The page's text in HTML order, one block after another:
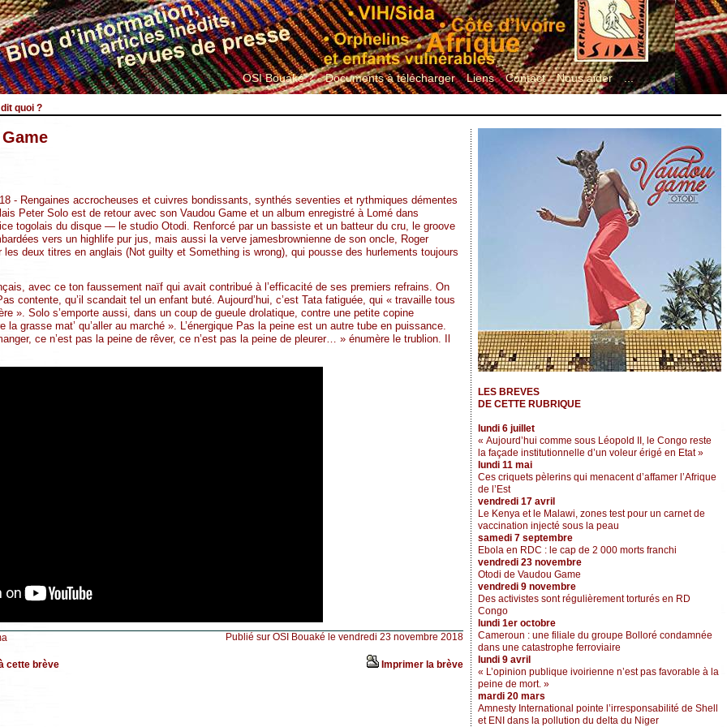
OSI Bouaké ? Documents à télécharger Liens Contact Nous aider ...
quoi ?
- Rengaines accrocheuses et cuivres bondissants, synthés seventies et rythmiques démentes
Peter Solo est de retour avec son Vaudou Game et un album enregistré à Lomé dans
togolais du disque — le studio Otodi. Renforcé par un bassiste et un batteur du cru, le groove
vers un highlife pur jus, mais aussi la verve jamesbrownienne de son oncle, Roger
les deux titres en anglais (Not guilty et Something is wrong), qui pousse des hurlements toujours
avec ce ton faussement naïf qui avait contribué à l’efficacité de ses premiers refrains. On
contente, qu’il scandait tel un enfant buté. Aujourd’hui, c’est Tata fatiguée, qui « travaille tous
». Solo s’emporte aussi, dans un coup de gueule drolatique, contre une petite copine
la grasse mat’ qu’aller au marché ». L’énergique Pas la peine est un autre tube en puissance.
ce n’est pas la peine de rêver, ce n’est pas la peine de pleurer… » énumère le trublion. Il
Publié sur OSI Bouaké le vendredi 23 novembre 2018
cette brève Imprimer la brève
LES BREVES
DE CETTE RUBRIQUE
lundi 6 juillet
« Aujourd’hui comme sous Léopold II, le Congo reste
la façade institutionnelle d’un voleur érigé en Etat »
lundi 11 mai
Ces criquets pèlerins qui menacent d’affamer l’Afrique
de l’Est
vendredi 17 avril
Le Kenya et le Malawi, zones test pour un carnet de
vaccination injecté sous la peau
samedi 7 septembre
Ebola en RDC : le cap de 2 000 morts franchi
vendredi 23 novembre
Otodi de Vaudou Game
vendredi 9 novembre
Des activistes sont régulièrement torturés en RD
Congo
lundi 1er octobre
Cameroun : une filiale du groupe Bolloré condamnée
dans une catastrophe ferroviaire
lundi 9 avril
« L’opinion publique ivoirienne n’est pas favorable à la
peine de mort. »
mardi 20 mars
Amnesty International pointe l’irresponsabilité de Shell
et ENI dans la pollution du delta du Niger